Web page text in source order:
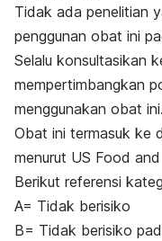
Tidak ada penelitian
penggunan obat ini
Selalu konsultasikan
mempertimbangkan
menggunakan obat ini.
Obat ini termasuk ke
menurut US Food
Berikut referensi
A= Tidak berisiko
B= Tidak berisiko